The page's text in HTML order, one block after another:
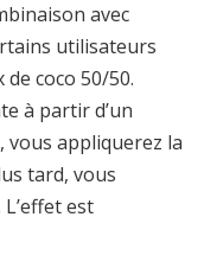
avec
utilisateurs
coco 50/50.
à partir d’un
vous appliquerez la
tard, vous
est